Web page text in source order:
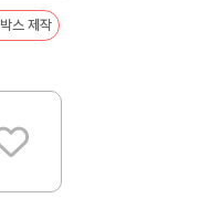
박스 제작